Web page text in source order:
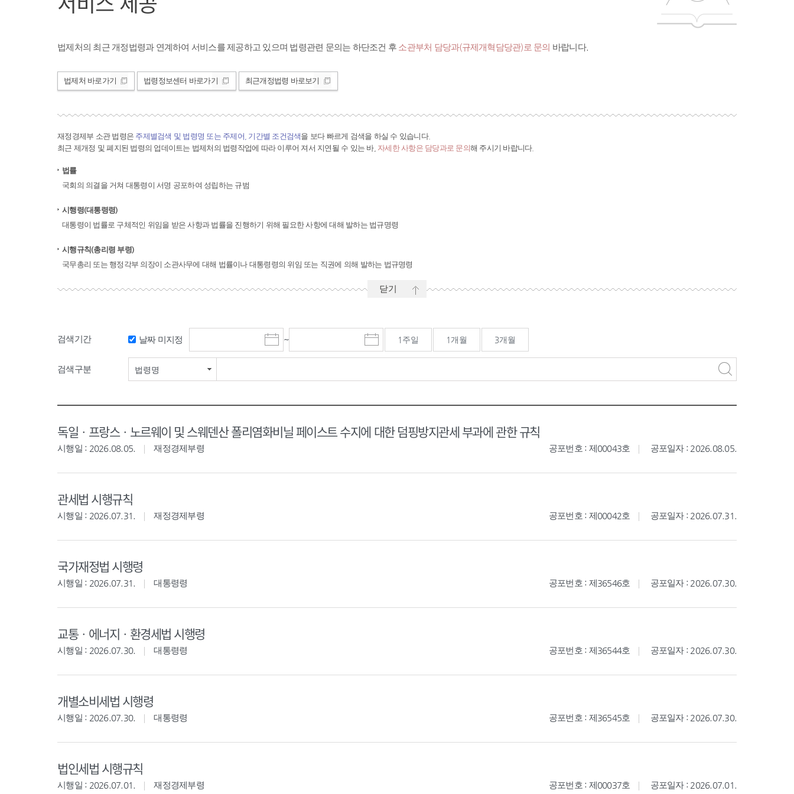
법제처의 최근 개정법령과 연계하여 서비스를 제공하고 있으며 법령관련 문의는 하단조건 후 소관부처 담당과(규제개혁담당관)로 문의 바랍니다.
법제처 바로가기 법령정보센터 바로가기 최근개정법령 바로보기
재정경제부 소관 법령은 주제별검색 및 법령명 또는 주제어, 기간별 조건검색을 보다 빠르게 검색을 하실 수 있습니다.
최근 제개정 및 폐지된 법령의 업데이트는 법제처의 법령작업에 따라 이루어 져서 지연될 수 있는 바, 자세한 사항은 담당과로 문의해 주시기 바랍니다.
법률
국회의 의결을 거쳐 대통령이 서명 공포하여 성립하는 규범
시행령(대통령령)
대통령이 법률로 구체적인 위임을 받은 사항과 법률을 진행하기 위해 필요한 사항에 대해 발하는 법규명령
시행규칙(총리령 부령)
국무총리 또는 행정각부 의장이 소관사무에 대해 법률이나 대통령령의 위임 또는 직권에 의해 발하는 법규명령
닫기
검색기간 날짜 미지정
시
작
~
마
감
1주일 1개월 3개월
검색구분 법령명
독일ㆍ프랑스ㆍ노르웨이 및 스웨덴산 폴리염화비닐 페이스트 수지에 대한 덤핑방지관세 부과에 관한 규칙
시행일 : 2026.08.05. 재정경제부령 공포번호 : 제00043호 공포일자 : 2026.08.05.
관세법 시행규칙
시행일 : 2026.07.31. 재정경제부령 공포번호 : 제00042호 공포일자 : 2026.07.31.
국가재정법 시행령
시행일 : 2026.07.31. 대통령령 공포번호 : 제36546호 공포일자 : 2026.07.30.
교통ㆍ에너지ㆍ환경세법 시행령
시행일 : 2026.07.30. 대통령령 공포번호 : 제36544호 공포일자 : 2026.07.30.
개별소비세법 시행령
시행일 : 2026.07.30. 대통령령 공포번호 : 제36545호 공포일자 : 2026.07.30.
법인세법 시행규칙
시행일 : 2026.07.01. 재정경제부령 공포번호 : 제00037호 공포일자 : 2026.07.01.